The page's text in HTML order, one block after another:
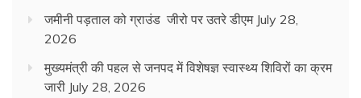
जमीनी पड़ताल को ग्राउंड जीरो पर उतरे डीएम July 28,
2026
मुख्यमंत्री की पहल से जनपद में विशेषज्ञ स्वास्थ्य शिविरों का क्रम
जारी July 28, 2026